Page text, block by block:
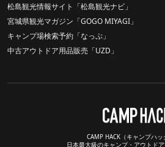
松島観光情報サイト「松島観光ナビ」
宮城県観光マガジン「GOGO MIYAGI」
キャンプ場検索予約「なっぷ」
中古アウトドア用品販売「UZD」
CAMP HACK（キャンプハッ
日本最大級のキャンプ・アウトドア